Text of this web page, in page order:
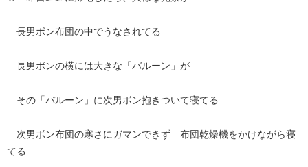
長男ボン布団の中でうなされてる
長男ボンの横には大きな「バルーン」が
その「バルーン」に次男ボン抱きついて寝てる
次男ボン布団の寒さにガマンできず 布団乾燥機をかけながら寝
てる